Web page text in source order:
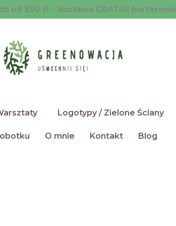
od 350 zł – dostawa GRATIS! (na
Logotypy / Zielone Ściany
O mnie Kontakt Blog